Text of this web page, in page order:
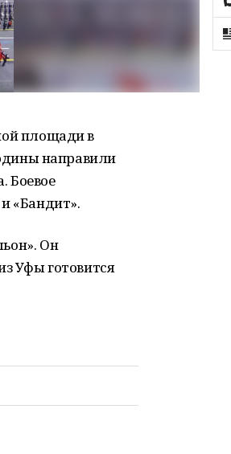
площади в
направили
Боевое
«Бандит».
Он
Уфы готовится